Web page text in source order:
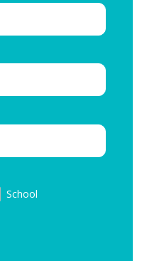
School